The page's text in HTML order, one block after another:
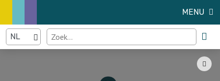
MENU